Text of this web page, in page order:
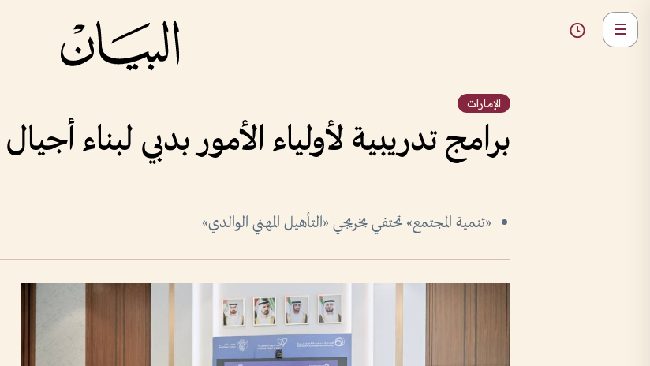
الإمارات
برامج تدريبية لأولياء الأمور بدبي لبناء
«تنمية المجتمع» تحتفي بخريجي «التأهيل المهني الوالدي»